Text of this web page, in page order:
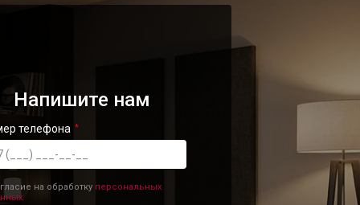
Напишите нам
телефона
на обработку персональных